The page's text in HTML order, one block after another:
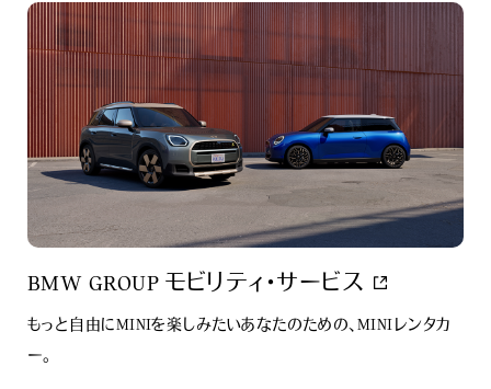
BMW GROUP モビリティ･サービス
もっと自由にMINIを楽しみたいあなたのための、MINIレンタカ
ー。